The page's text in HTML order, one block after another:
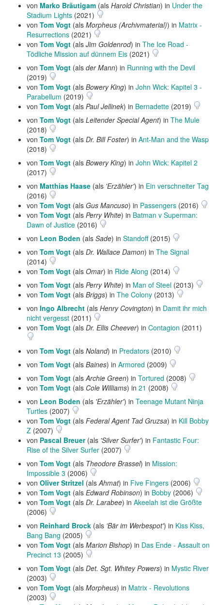
von Marko Bräutigam (als Harold Christian) in Under the
Stadium Lights (2021)
von Tom Vogt (als Morpheus (Archivmaterial)) in Matrix -
Resurrections (2021)
von Tom Vogt (als Jim Goldenrod) in The Ice Road -
Tödliche Mission auf dünnem Eis (2021)
von Tom Vogt (als der Mann) in Running with the Devil
(2019)
von Tom Vogt (als Bowery King) in John Wick: Kapitel 3 -
Parabellum (2019)
von Tom Vogt (als Paul Jellinek) in Bernadette (2019)
von Tom Vogt (als Leitender Special Agent) in The Mule
(2018)
von Tom Vogt (als Dr. Bill Foster) in Ant-Man and the Wasp
(2018)
von Tom Vogt (als Bowery King) in John Wick: Kapitel 2
(2017)
von Matthias Haase (als 'Erzähler') in Ein verschneiter Tag
(2016)
von Tom Vogt (als Gus Mancuso) in Passengers (2016)
von Tom Vogt (als Perry White) in Batman v Superman:
Dawn of Justice (2016)
von Leon Boden (als Sade) in Standoff(2015)
von Tom Vogt (als Dr. Wallace Damon) in The Signal
(2014)
von Tom Vogt (als Omar) in Ride Along (2014)
von Tom Vogt (als Perry White) in Man of Steel (2013)
von Tom Vogt (als Briggs) in The Colony (2013)
von Ingo Albrecht (als Henry Covington) in Damit ihr mich
nicht vergesst (2011)
von Tom Vogt (als Dr. Ellis Cheever) in Contagion (2011)
von Tom Vogt (als Noland) in Predators (2010)
von Tom Vogt (als Baines) in Armored (2009)
von Tom Vogt (alsArchie Green) in Tortured (2008)
von Tom Vogt (als Cole Williams) in 21 (2008)
von Leon Boden (als 'Erzähler') in Teenage Mutant Ninja
Turtles (2007)
von Tom Vogt (als Federal Agent Tad Gruzsa) in Kill Bobby
Z (2007)
von Pascal Breuer(als 'Silver Surfer') in Fantastic Four:
Rise of the Silver Surfer (2007)
von Tom Vogt (als Theodore Brassel) in Mission:
Impossible 3 (2006)
von Oliver Stritzel (alsAhmat) in Five Fingers (2006)
von Tom Vogt (als Edward Robinson) in Bobby (2006)
von Tom Vogt (als Dr. Larabee) in Akeelah ist die Größte
(2006)
von Reinhard Brock (als 'Bär im Werbespot') in Kiss Kiss,
Bang Bang (2005)
von Tom Vogt (als Marion Bishop) in Das Ende - Assault on
Precinct 13 (2005)
von Tom Vogt (als Det. Sgt. Whitey Powers) in Mystic River
(2003)
von Tom Vogt (als Morpheus) in Matrix - Revolutions
(2003)